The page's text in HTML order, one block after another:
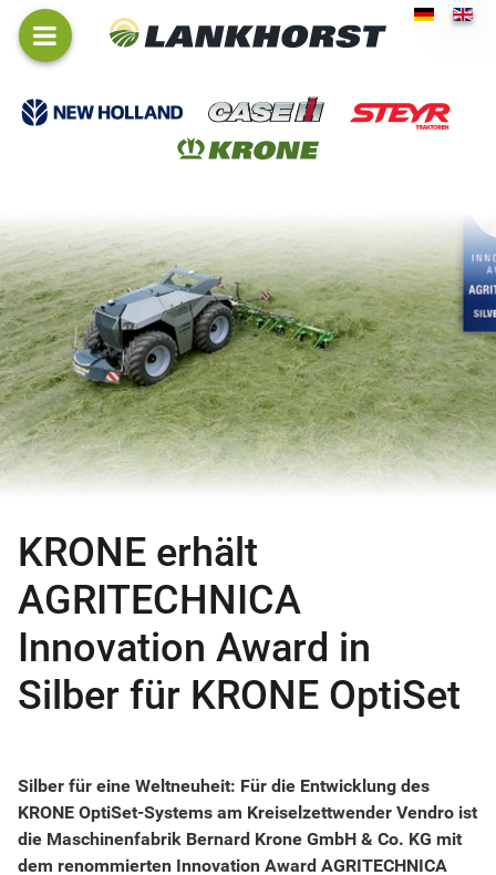
KRONE erhält
AGRITECHNICA
Innovation Award in
Silber für KRONE OptiSet
Silber für eine Weltneuheit: Für die Entwicklung des
KRONE OptiSet-Systems am Kreiselzettwender Vendro ist
die Maschinenfabrik Bernard Krone GmbH & Co. KG mit
dem renommierten Innovation Award AGRITECHNICA